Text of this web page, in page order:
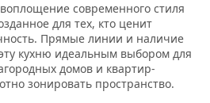
современного стиля
для тех, кто ценит
Прямые линии и наличие
кухню идеальным выбором для
домов и квартир-
зонировать пространство.